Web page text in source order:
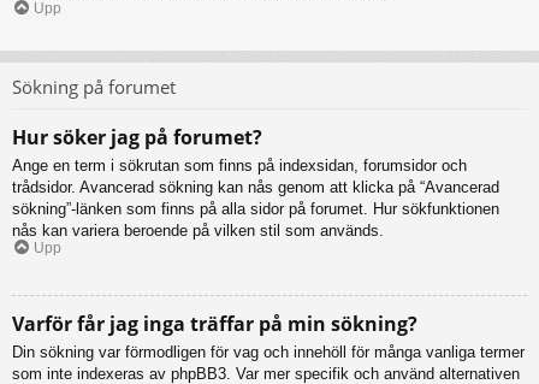
Upp
Sökning på forumet
Hur söker jag på forumet?
Ange en term i sökrutan som finns på indexsidan, forumsidor och
trådsidor. Avancerad sökning kan nås genom att klicka på “Avancerad
sökning”-länken som finns på alla sidor på forumet. Hur sökfunktionen
nås kan variera beroende på vilken stil som används.
Upp
Varför får jag inga träffar på min sökning?
Din sökning var förmodligen för vag och innehöll för många vanliga termer
som inte indexeras av phpBB3. Var mer specifik och använd alternativen